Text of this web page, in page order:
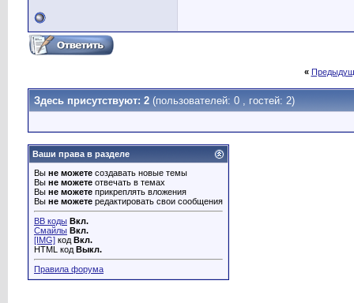
«
Здесь присутствуют: 2 (пользователей: 0 , гостей: 2)
Ваши права в разделе
Вы не можете создавать новые темы
Вы не можете отвечать в темах
Вы не можете прикреплять вложения
Вы не можете редактировать свои сообщения
BB коды Вкл.
Смайлы Вкл.
[IMG] код Вкл.
HTML код Выкл.
Правила форума